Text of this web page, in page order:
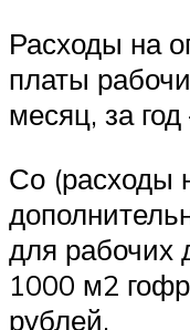
Расходы на
платы
месяц, за
Со (расходы
для рабочих
1000 м2
рублей.